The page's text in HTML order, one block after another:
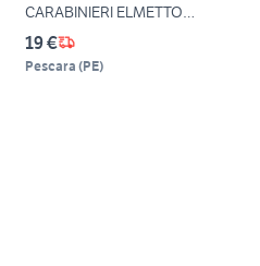
CARABINIERI ELMETTO
ITALIANO
19 €
Pescara (PE)